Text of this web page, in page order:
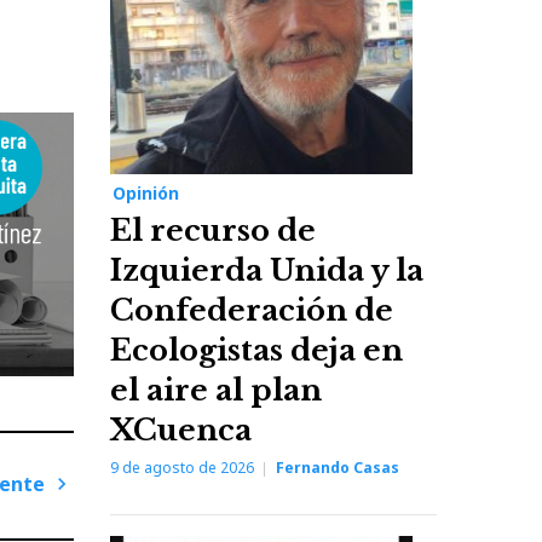
Opinión
El recurso de
Izquierda Unida y la
Confederación de
Ecologistas deja en
el aire al plan
XCuenca
9 de agosto de 2026 Fernando Casas